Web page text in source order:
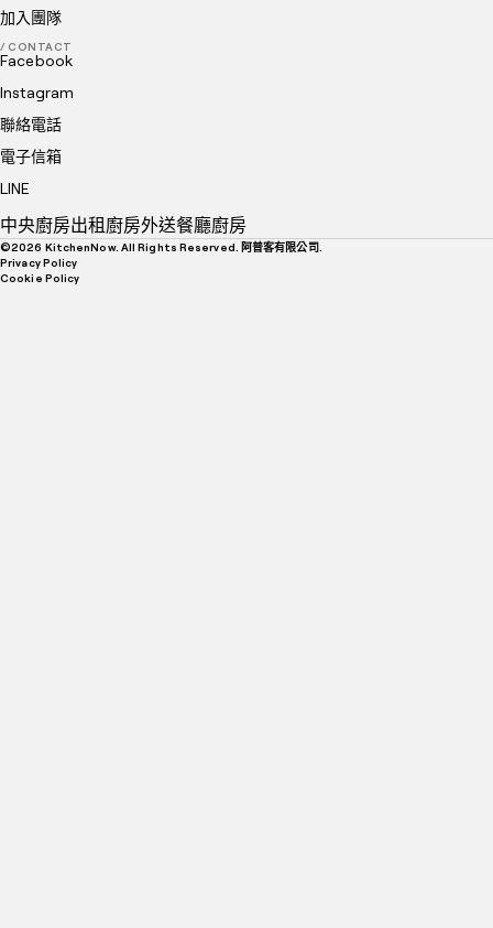
加入團隊
/ CONTACT
Facebook
Instagram
聯絡電話
電子信箱
LINE
中央廚房出租廚房外送餐廳廚房
©2026 KitchenNow. All Rights Reserved. 阿普客有限公司.
Privacy Policy
Cookie Policy